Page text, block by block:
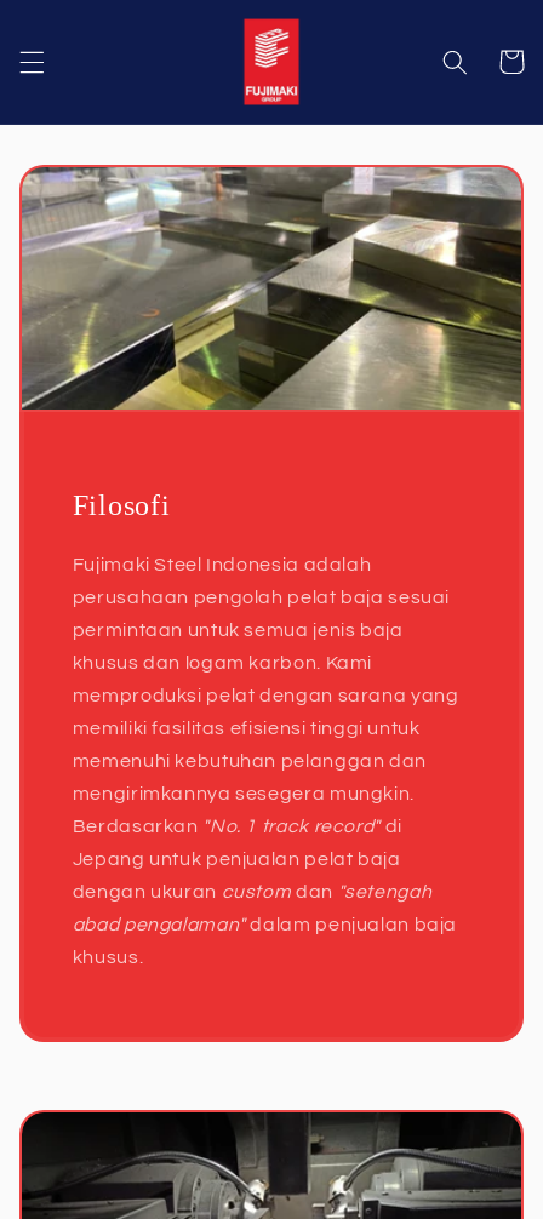
Cart
Filosofi
Fujimaki Steel Indonesia adalah
perusahaan pengolah pelat baja sesuai
permintaan untuk semua jenis baja
khusus dan logam karbon. Kami
memproduksi pelat dengan sarana yang
memiliki fasilitas efisiensi tinggi untuk
memenuhi kebutuhan pelanggan dan
mengirimkannya sesegera mungkin.
Berdasarkan "No. 1 track record"di
Jepang untuk penjualan pelat baja
dengan ukuran custom dan "setengah
abad pengalaman"dalam penjualan baja
khusus.